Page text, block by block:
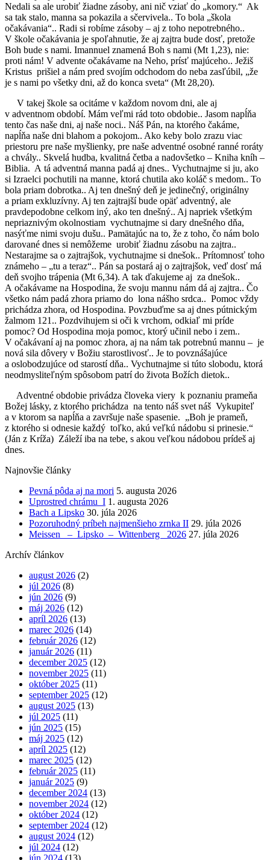
Nedali sa ale urobiť žiadne zásoby, ani nič vziať do „komory.“ Ak
sa tak stalo, manna sa pokazila a sčervivela.. To bola „škola
očakávania“.. Radi si robíme zásoby – aj z toho nepotrebného..
V škole očakávania je spoľahnutie, že aj zajtra bude dosť, pretože
Boh bude s nami. Imannuel znamená Boh s nami (Mt 1,23), nie:
proti nám! V advente očakávame na Neho, prísť majúceho.. Ježiš
Kristus prišiel a nám pred svojím odchodom do neba zasľúbil, „že
je s nami po všetky dni, až do konca sveta“ (Mt 28,20).
V takej škole sa ocitáme v každom novom dni, ale aj
v adventnom období. Mám veľmi rád toto obdobie.. Jasom napĺňa
tento čas naše dni, aj naše noci.. Náš Pán, na ktorého čakáme,
napĺňa naše dni blahom a pokojom.. Ako keby bolo zrazu viac
priestoru pre naše myšlienky, pre naše adventné osobné ranné roráty
a chvály.. Skvelá hudba, kvalitná četba a nadovšetko – Kniha kníh –
Biblia. A tá adventná manna padá aj dnes.. Vychutnajme si ju, ako
si Izraelci pochutili na manne, ktorá chutila ako koláč s medom.. To
bola priam dobrotka.. Aj ten dnešný deň je jedinečný, originálny
a priam exkluzívny. Aj ten zajtrajší bude opäť adventný, ale
pravdepodobne celkom iný, ako ten dnešný.. Aj napriek všetkým
nepriaznivým okolnostiam vychutnajme si dary dnešného dňa,
nasýťme nimi svoju dušu.. Pamätajúc na to, že z toho, čo nám bolo
darované dnes si nemôžeme urobiť žiadnu zásobu na zajtra..
Nestarajme sa o zajtrajšok, vychutnajme si dnešok.. Prítomnosť toho
známeho – „tu a teraz“.. Pán sa postará aj o zajtrajšok, veď dosť má
deň svojho trápenia (Mt 6,34). A tak ďakujeme aj za dnešok..
A očakávame na Hospodina, že svoju mannu nám dá aj zajtra.. Čo
všetko nám padá zhora priamo do lona nášho srdca.. Pomoc vždy
prichádza zhora, od Hospodina. Povzbuďme sa aj dnes pútnickým
žalmom 121.. Pozdvihujem si oči k vrchom, odkiaľ mi príde
pomoc? Od Hospodina moja pomoc, ktorý učinil nebo i zem..
V očakávaní aj na pomoc zhora, aj na nám tak potrebnú mannu – je
nová sila dôvery v Božiu starostlivosť.. Je to povznášajúce
a oslobodzujúce od starostí dňa.. Vychutnajme si túto slobodu, ktorá
neodmysliteľným spôsobom patrí do života Božích dietok..
Adventné obdobie privádza človeka viery k poznaniu prameňa
Božej lásky, z ktorého prichádza na tento náš svet náš Vykupiteľ
a v ktorom sa napĺňa a završuje naše spasenie. „Boh je prameň,
z ktorého si odnesie každý toľko, akú veľkú nádobu si prinesie.“
(Ján z Kríža) Záleží iba na tebe, s akou veľkou nádobou prídeš aj
dnes.
Najnovšie články
Pevná pôda aj na mori 5. augusta 2026
Uprostred chrámu I 1. augusta 2026
Bach a Lipsko 30. júla 2026
Pozoruhodný príbeh najmenšieho zrnka II 29. júla 2026
Meissen – Lipsko – Wittenberg 2026 27. júla 2026
Archív článkov
august 2026 (2)
júl 2026 (8)
jún 2026 (9)
máj 2026 (12)
apríl 2026 (13)
marec 2026 (14)
február 2026 (12)
január 2026 (11)
december 2025 (12)
november 2025 (11)
október 2025 (11)
september 2025 (12)
august 2025 (13)
júl 2025 (11)
jún 2025 (15)
máj 2025 (12)
apríl 2025 (12)
marec 2025 (12)
február 2025 (11)
január 2025 (9)
december 2024 (13)
november 2024 (12)
október 2024 (12)
september 2024 (12)
august 2024 (12)
júl 2024 (12)
jún 2024 (13)